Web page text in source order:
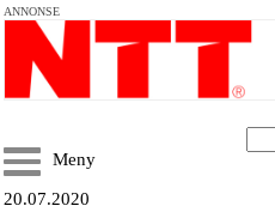
ANNONSE
Meny
20.07.2020